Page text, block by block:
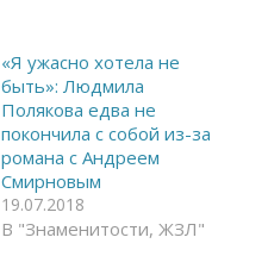
«Я ужасно хотела не
быть»: Людмила
Полякова едва не
покончила с собой из-за
романа с Андреем
Смирновым
19.07.2018
В "Знаменитости, ЖЗЛ"